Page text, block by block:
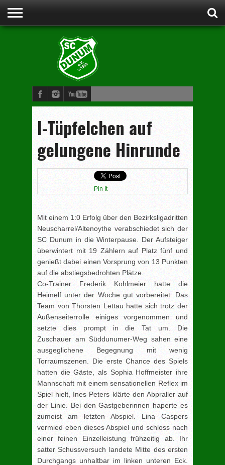
ANSPRECHPARTNER
SCHWIMMEN
KINDERTURNEN
BOGENSCHIESSEN
DAMENGYMNASTIK
I-Tüpfelchen auf
gelungene Hinrunde
Pin It
Mit einem 1:0 Erfolg über den Bezirksligadritten
Neuscharrel/Altenoythe verabschiedet sich der
SC Dunum in die Winterpause. Der Aufsteiger
überwintert mit 19 Zählern auf Platz fünf und
genießt dabei einen Vorsprung von 13 Punkten
auf die abstiegsbedrohten Plätze.
Co-Trainer Frederik Kohlmeier hatte die
Heimelf unter der Woche gut vorbereitet. Das
Team von Thorsten Lettau hatte sich trotz der
Außenseiterrolle einiges vorgenommen und
setzte dies prompt in die Tat um. Die
Zuschauer am Süddunumer-Weg sahen eine
ausgeglichene Begegnung mit wenig
Torraumszenen. Die erste Chance des Spiels
hatten die Gäste, als Sophia Hoffmeister ihre
Mannschaft mit einem sensationellen Reflex im
Spiel hielt, Ines Peters klärte den Abpraller auf
der Linie. Bei den Gastgeberinnen haperte es
zumeist am letzten Abspiel. Lina Caspers
vermied eben dieses Abspiel und schloss nach
einer feinen Einzelleistung frühzeitig ab. Ihr
satter Schussversuch landete Mitte des ersten
Durchgangs unhaltbar im linken unteren Eck.